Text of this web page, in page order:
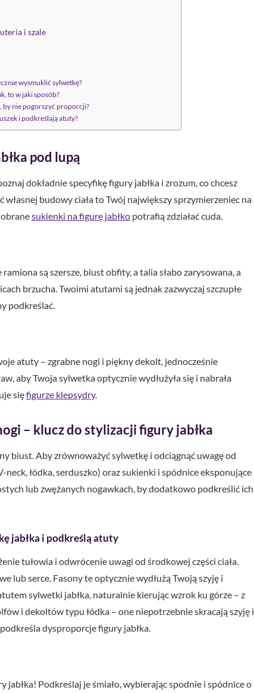
i szale
wysmuklić sylwetkę?
to w jaki sposób?
by nie pogorszyć proporcji?
i podkreślają atuty?
pod lupą
dokładnie specyfikę figury jabłka i zrozum, co chcesz
budowy ciała to Twój największy sprzymierzeniec na
sukienki na figurę jabłko potrafią zdziałać cuda.
są szersze, biust obfity, a talia słabo zarysowana, a
brzucha. Twoimi atutami są jednak zazwyczaj szczupłe
podkreślać.
atuty – zgrabne nogi i piękny dekolt, jednocześnie
aby Twoja sylwetka optycznie wydłużyła się i nabrała
sięfigurze klepsydry.
– klucz do stylizacji figury jabłka
biust. Aby zrównoważyć sylwetkę i odciągnąć uwagę od
łódka, serduszko) oraz sukienki i spódnice eksponujące
lub zwężanych nogawkach, by dodatkowo podkreślić ich
jabłka i podkreślą atuty
tułowia i odwrócenie uwagi od środkowej części ciała.
lub serce. Fasony te optycznie wydłużą Twoją szyję i
sylwetki jabłka, naturalnie kierując wzrok ku górze – z
i dekoltów typu łódka – one niepotrzebnie skracają szyję i
dysproporcje figury jabłka.
Podkreślaj je śmiało, wybierając spodnie i spódnice o